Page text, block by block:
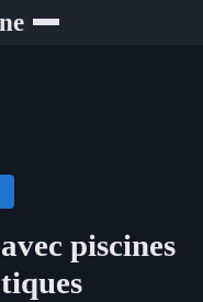
piscines